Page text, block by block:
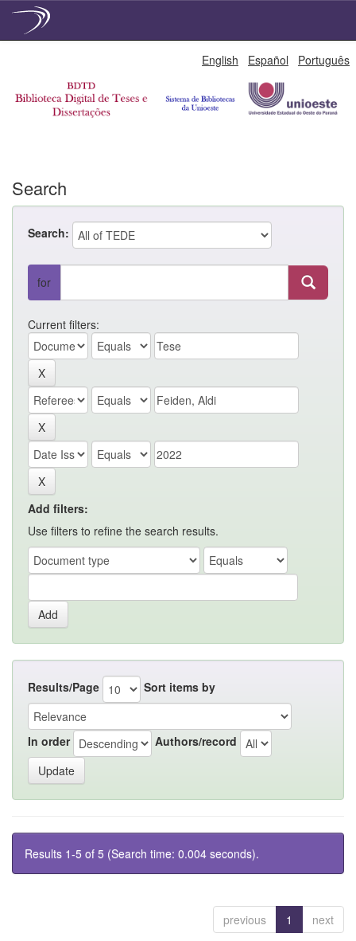
English Español Português
Search
Search:
for
Current filters:
Add filters:
Use filters to refine the search results.
Results/Page Sort items by
In order Authors/record
Results 1-5 of 5 (Search time: 0.004 seconds).
previous 1 next